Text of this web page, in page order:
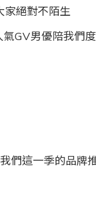
絕對不陌生
氣GV男優陪我們
們這一季的品牌